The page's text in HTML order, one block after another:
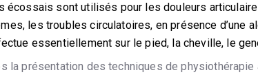
écossais sont utilisés pour les douleurs
les troubles circulatoires, en présence d’une
essentiellement sur le pied, la cheville, le
la présentation des techniques de physiothérapie